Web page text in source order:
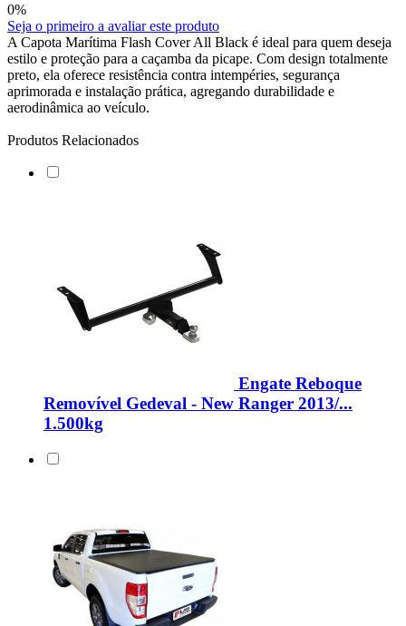
0%
Seja o primeiro a avaliar este produto
A Capota Marítima Flash Cover All Black é ideal para quem deseja
estilo e proteção para a caçamba da picape. Com design totalmente
preto, ela oferece resistência contra intempéries, segurança
aprimorada e instalação prática, agregando durabilidade e
aerodinâmica ao veículo.
Produtos Relacionados
Engate Reboque
Removível Gedeval - New Ranger 2013/...
1.500kg